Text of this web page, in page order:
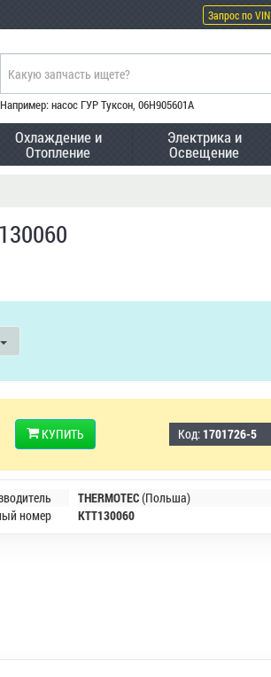
Запрос по VIN
Например: насос ГУР Туксон, 06H905601A
Охлаждение и
Отопление
Электрика и
Освещение
КУПИТЬ Код: 1701726-5
THERMOTEC(Польша)
номер
KTT130060